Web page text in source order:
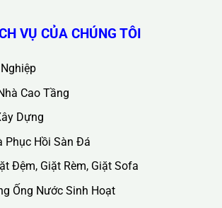
VỤ CỦA CHÚNG TÔI
Cao Tầng
Dựng